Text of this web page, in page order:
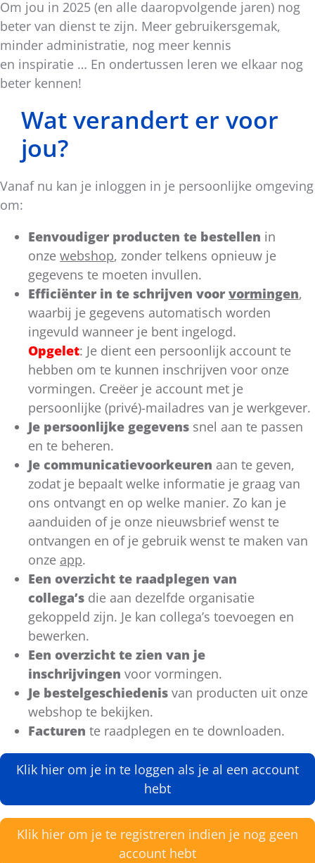
Om jou in 2025 (en alle daaropvolgende jaren) nog
beter van dienst te zijn. Meer gebruikersgemak,
minder administratie, nog meer kennis
en inspiratie … En ondertussen leren we elkaar nog
beter kennen!
Wat verandert er voor
jou?
Vanaf nu kan je inloggen in je persoonlijke omgeving
om:
Eenvoudiger producten te bestellen in
onze webshop, zonder telkens opnieuw je
gegevens te moeten invullen.
Efficiënter in te schrijven voorvormingen,
waarbij je gegevens automatisch worden
ingevuld wanneer je bent ingelogd.
Opgelet: Je dient een persoonlijk account te
hebben om te kunnen inschrijven voor onze
vormingen. Creëer je account met je
persoonlijke (privé)-mailadres van je werkgever.
Je persoonlijke gegevens snel aan te passen
en te beheren.
Je communicatievoorkeuren aan te geven,
zodat je bepaalt welke informatie je graag van
ons ontvangt en op welke manier. Zo kan je
aanduiden of je onze nieuwsbrief wenst te
ontvangen en of je gebruik wenst te maken van
onze app.
Een overzicht te raadplegen van
collega’s die aan dezelfde organisatie
gekoppeld zijn. Je kan collega’s toevoegen en
bewerken.
Een overzicht te zien van je
inschrijvingen voor vormingen.
Je bestelgeschiedenis van producten uit onze
webshop te bekijken.
Facturen te raadplegen en te downloaden.
Klik hier om je in te loggen als je al een account
hebt
Klik hier om je te registreren indien je nog geen
account hebt